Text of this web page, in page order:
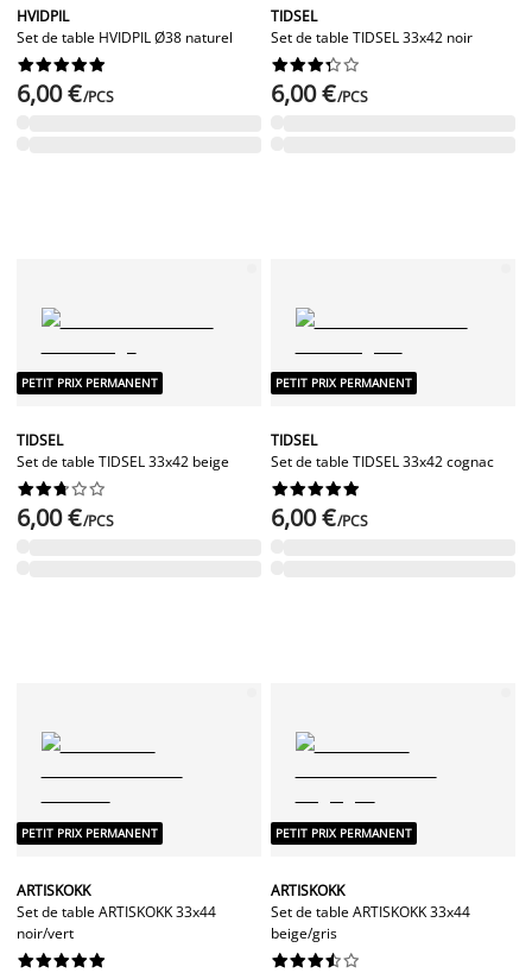
HVIDPIL
Set de table HVIDPIL Ø38 naturel






6,00 €/PCS
TIDSEL
Set de table TIDSEL 33x42 noir






6,00 €/PCS
PETIT PRIX PERMANENT
TIDSEL
Set de table TIDSEL 33x42 beige






6,00 €/PCS
PETIT PRIX PERMANENT
TIDSEL
Set de table TIDSEL 33x42 cognac






6,00 €/PCS
PETIT PRIX PERMANENT
ARTISKOKK
Set de table ARTISKOKK 33x44
noir/vert






PETIT PRIX PERMANENT
ARTISKOKK
Set de table ARTISKOKK 33x44
beige/gris





